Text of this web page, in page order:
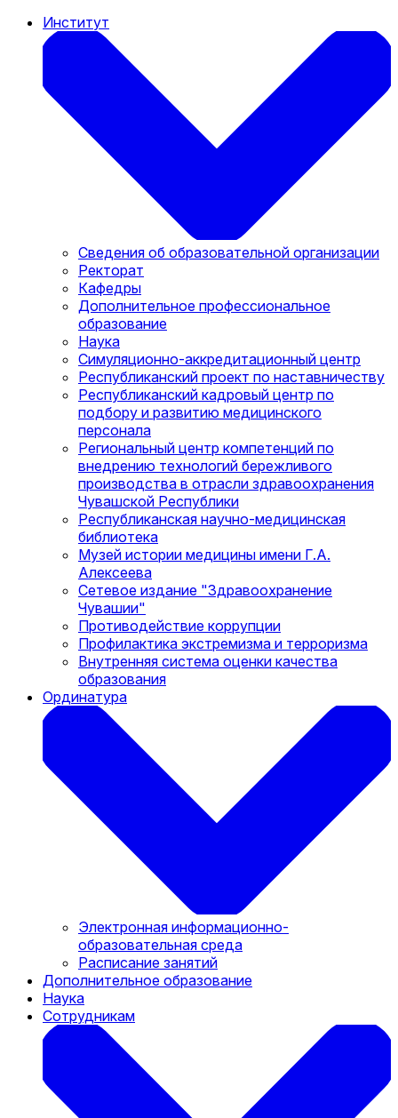
Институт
Сведения об образовательной организации
Ректорат
Кафедры
Дополнительное профессиональное
образование
Наука
Симуляционно-аккредитационный центр
Республиканский проект по наставничеству
Республиканский кадровый центр по
подбору и развитию медицинского
персонала
Региональный центр компетенций по
внедрению технологий бережливого
производства в отрасли здравоохранения
Чувашской Республики
Республиканская научно-медицинская
библиотека
Музей истории медицины имени Г.А.
Алексеева
Сетевое издание "Здравоохранение
Чувашии"
Противодействие коррупции
Профилактика экстремизма и терроризма
Внутренняя система оценки качества
образования
Ординатура
Электронная информационно-
образовательная среда
Расписание занятий
Дополнительное образование
Наука
Сотрудникам